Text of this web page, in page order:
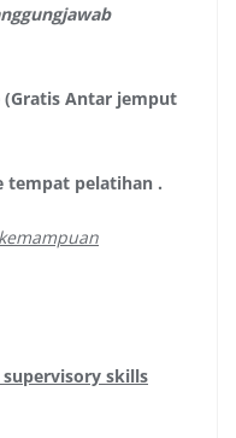
(Gratis Antar jemput
tempat pelatihan .
skills